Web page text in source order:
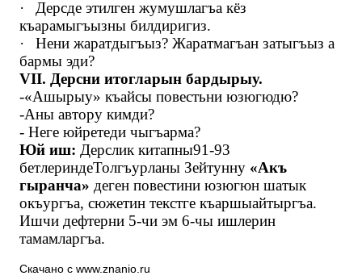
·
Дерсде этилген жумушлагъа кёз
къарамыгъызны билдиригиз.
·
Нени жаратдыгъыз? Жаратмагъан затыгъыз а
бармы эди?
VII. Дерсни итогларын бардырыу.
-«Ашырыу» къайсы повестьни юзюгюдю?
-Аны автору кимди?
- Неге юйретеди чыгъарма?
Юй иш: Дерслик китапны91-93
бетлериндеТолгъурланы Зейтунну «Акъ
гыранча» деген повестини юзюгюн шатык
окъургъа, сюжетин текстге къаршыайтыргъа.
Ишчи дефтерни 5-чи эм 6-чы ишлерин
тамамларгъа.
Скачано с www.znanio.ru